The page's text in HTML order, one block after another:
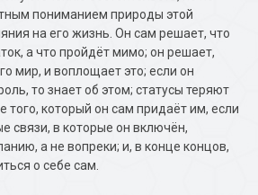
пониманием природы этой
на его жизнь. Он сам решает, что
а что пройдёт мимо; он решает,
мир, и воплощает это; если он
то знает об этом; статусы теряют
того, который он сам придаёт им, если
связи, в которые он включён,
а не вопреки; и, в конце концов,
о себе сам.